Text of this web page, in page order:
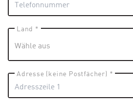
Land *
Adresse (keine Postfächer) *